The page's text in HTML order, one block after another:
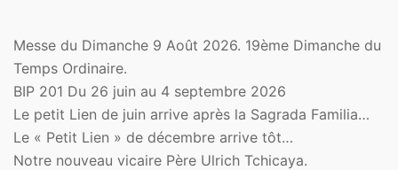
Messe du Dimanche 9 Août 2026. 19ème Dimanche du
Temps Ordinaire.
BIP 201 Du 26 juin au 4 septembre 2026
Le petit Lien de juin arrive après la Sagrada Familia…
Le « Petit Lien » de décembre arrive tôt…
Notre nouveau vicaire Père Ulrich Tchicaya.